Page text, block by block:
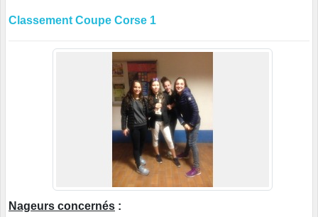
Classement Coupe Corse 1
Nageurs concernés :